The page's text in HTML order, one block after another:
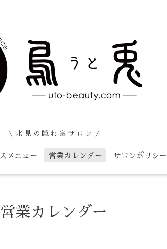
＼ 北 見 の 隠 れ 家 サ ロ ン ／
メニュー 営業カレンダー サロンポリシー
営業カレンダー